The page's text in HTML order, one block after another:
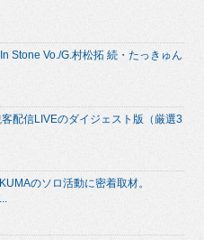
Stone Vo./G.村松拓 続・たっきゅん
配信LIVEのダイジェスト版（厳選3
のソロ活動に密着取材。